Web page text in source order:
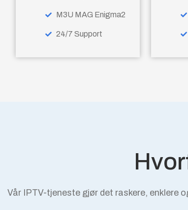
M3U MAG Enigma2
24/7 Support
Vår IPTV-tjeneste gjør det raskere, enklere